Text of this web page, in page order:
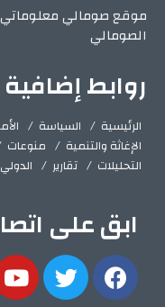
موقع صومالي
الصومالي
روابط إضافية
الرئيسية السياسة
الإغاثة والتنمية
منوعات
التحليلات
تقارير الدولي
ابق على